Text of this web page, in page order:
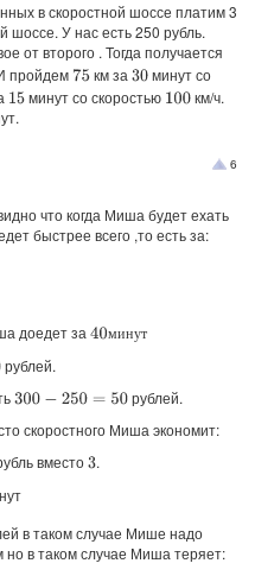
в скоростной шоссе платим 3
шоссе. У нас есть 250 рубль.
от второго . Тогда получается
пройдем 75км за 30 минут со
15 минут со скоростью 100 км/ч.
6
что когда Миша будет ехать
быстрее всего ,то есть за:
доедет за
минут
40минут
рублей.
300−250=50
рублей.
скоростного Миша экономит:
вместо3.
в таком случае Мише надо
в таком случае Миша теряет: